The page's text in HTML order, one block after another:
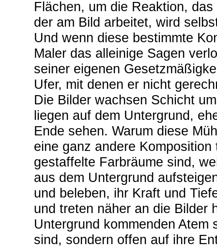
Flächen, um die Reaktion,
der am Bild arbeitet, wird
Und wenn diese bestimmte
Maler das alleinige Sagen
seiner eigenen
Ufer, mit denen er nicht
Die Bilder wachsen Schicht
liegen auf dem Untergrund,
Ende sehen. Warum diese
eine ganz andere
gestaffelte Farbräume sind,
aus dem Untergrund
und beleben, ihr Kraft und
und treten näher an die Bilder
Untergrund kommenden
sind, sondern offen auf ihre